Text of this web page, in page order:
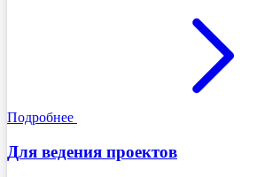
Подробнее
Для ведения проектов